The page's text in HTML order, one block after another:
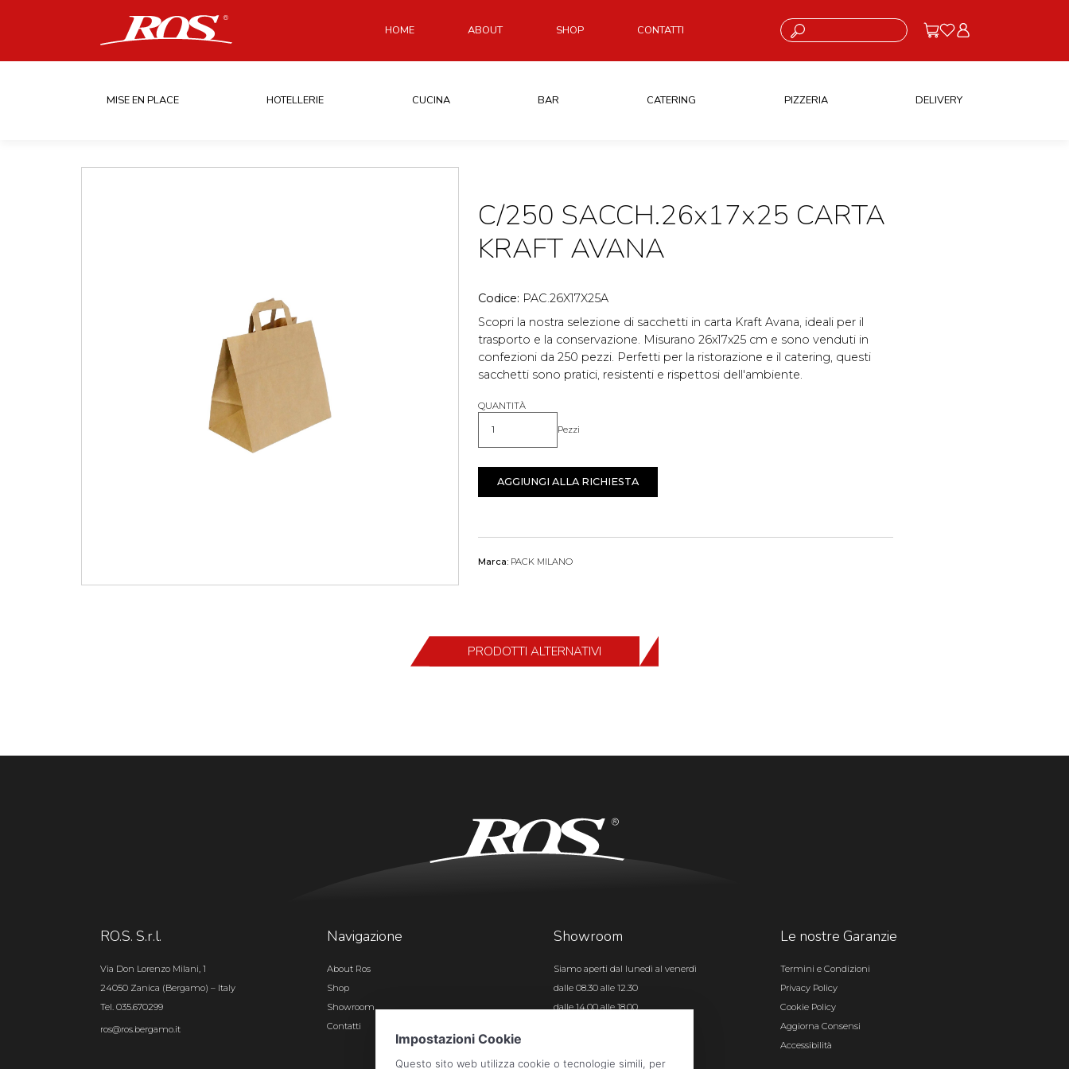
HOME ABOUT SHOP CONTATTI Cosa stai cercando?
MISE EN PLACE HOTELLERIE CUCINA BAR CATERING PIZZERIA DELIVERY
C/250 SACCH.26x17x25 CARTA
KRAFT AVANA
Codice: PAC.26X17X25A
Scopri la nostra selezione di sacchetti in carta Kraft Avana, ideali per il
trasporto e la conservazione. Misurano 26x17x25 cm e sono venduti in
confezioni da 250 pezzi. Perfetti per la ristorazione e il catering, questi
sacchetti sono pratici, resistenti e rispettosi dell'ambiente.
QUANTITÀ
Quantità Pezzi
AGGIUNGI ALLA RICHIESTA
Marca: PACK MILANO
PRODOTTI ALTERNATIVI
RO.S. S.r.l.
Via Don Lorenzo Milani, 1
24050 Zanica (Bergamo) – Italy
Tel. 035.670299
ros@ros.bergamo.it
Navigazione
About Ros
Shop
Showroom
Contatti
Showroom
Siamo aperti dal lunedì al venerdì
dalle 08.30 alle 12.30
dalle 14.00 alle 18.00
Le nostre Garanzie
Termini e Condizioni
Privacy Policy
Cookie Policy
Aggiorna Consensi
Accessibilità